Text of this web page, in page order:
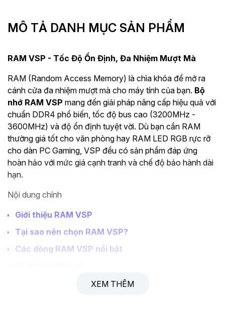
MÔ TẢ DANH MỤC SẢN PHẨM
RAM VSP - Tốc Độ Ổn Định, Đa Nhiệm Mượt Mà
RAM (Random Access Memory) là chìa khóa để mở ra
cánh cửa đa nhiệm mượt mà cho máy tính của bạn. Bộ
nhớ RAM VSP mang đến giải pháp nâng cấp hiệu quả với
chuẩn DDR4 phổ biến, tốc độ bus cao (3200MHz -
3600MHz) và độ ổn định tuyệt vời. Dù bạn cần RAM
thường giá tốt cho văn phòng hay RAM LED RGB rực rỡ
cho dàn PC Gaming, VSP đều có sản phẩm đáp ứng
hoàn hảo với mức giá cạnh tranh và chế độ bảo hành dài
hạn.
Nội dung chính
Giới thiệu RAM VSP
Tại sao nên chọn RAM VSP?
Các dòng RAM VSP nổi bật
Hướng dẫn chọn muaXEM THÊM